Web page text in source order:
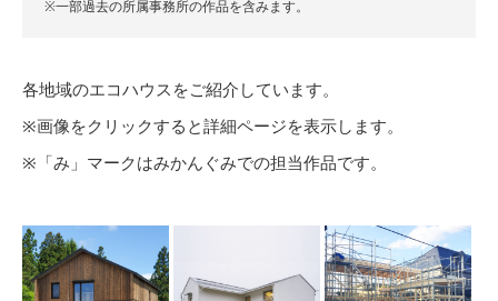
※一部過去の所属事務所の作品を含みます。
各地域のエコハウスをご紹介しています。
※画像をクリックすると詳細ページを表示します。
※「み」マークはみかんぐみでの担当作品です。